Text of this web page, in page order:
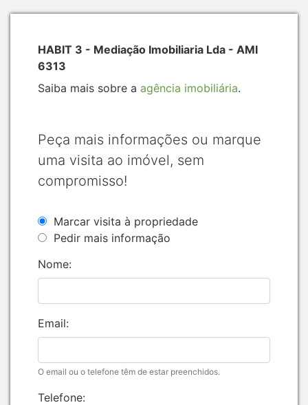
HABIT 3 - Mediação Imobiliaria Lda - AMI
6313
Saiba mais sobre a agência imobiliária.
Peça mais informações ou marque
uma visita ao imóvel, sem
compromisso!
Marcar visita à propriedade
Pedir mais informação
Nome:
Email:
O email ou o telefone têm de estar preenchidos.
Telefone: